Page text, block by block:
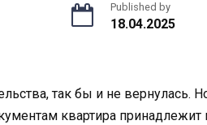
Published by
18.04.2025
так бы и не вернулась.
квартира